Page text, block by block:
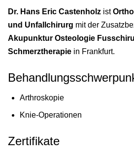
Dr. Hans Eric Castenholz ist
und Unfallchirurg mit der
Akupunktur Osteologie
Schmerztherapie in Frankfurt.
Arthroskopie
Knie-Operationen
Zertifikate